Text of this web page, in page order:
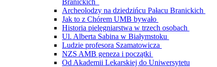
Branickich
Archeolodzy na dziedzińcu Pałacu Branickich
Jak to z Chórem UMB bywało
Historia pielęgniarstwa w trzech osobach
Ul. Alberta Sabina w Białymstoku
Ludzie profesora Szamatowicza
NZS AMB geneza i początki
Od Akademii Lekarskiej do Uniwersytetu